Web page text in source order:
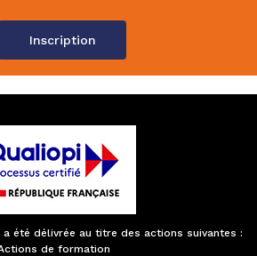
Inscription
été délivrée au titre des actions suivantes :
de formation